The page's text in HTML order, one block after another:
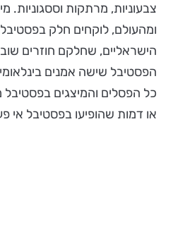
צבעוניות, מרתקות
ומהעולם, לוקחים חלק
הישראליים, שחלקם חוזרים
הפסטיבל שישה אמנים
כל הפסלים והמיצגים
או דמות שהופיעו בפסטיבל אי